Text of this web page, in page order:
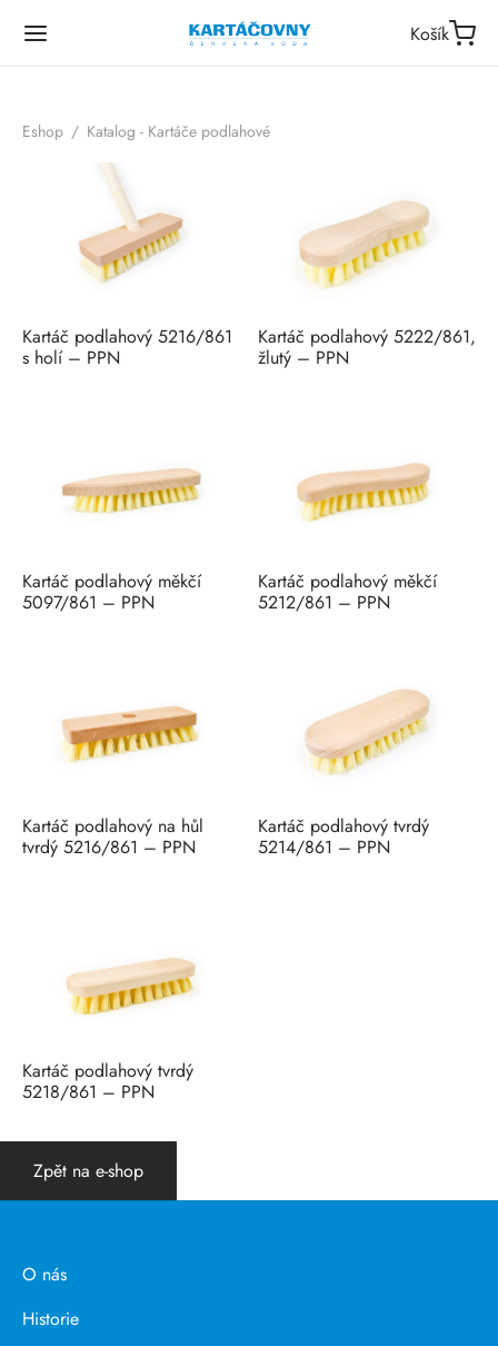
Košík
Eshop / Katalog - Kartáče podlahové
Kartáč podlahový 5216/861
s holí – PPN
Kartáč podlahový 5222/861,
žlutý – PPN
Kartáč podlahový měkčí
5097/861 – PPN
Kartáč podlahový měkčí
5212/861 – PPN
Kartáč podlahový na hůl
tvrdý 5216/861 – PPN
Kartáč podlahový tvrdý
5214/861 – PPN
Kartáč podlahový tvrdý
5218/861 – PPN
Zpět na e-shop
O nás
Historie